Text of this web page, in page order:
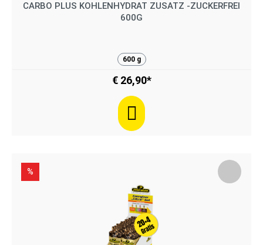
CARBO PLUS KOHLENHYDRAT ZUSATZ -ZUCKERFREI
600G
600 g
€ 26,90*
%